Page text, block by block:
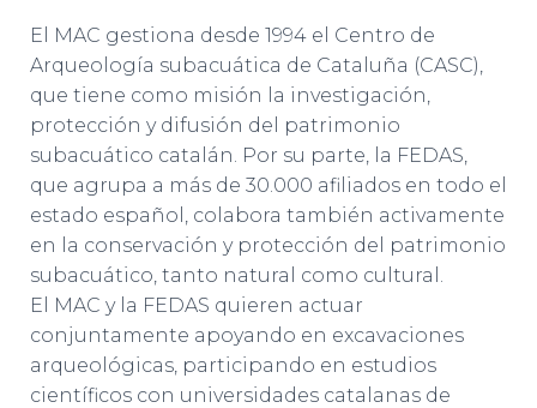
El MAC gestiona desde 1994 el Centro de
Arqueología subacuática de Cataluña (CASC),
que tiene como misión la investigación,
protección y difusión del patrimonio
subacuático catalán. Por su parte, la FEDAS,
que agrupa a más de 30.000 afiliados en todo el
estado español, colabora también activamente
en la conservación y protección del patrimonio
subacuático, tanto natural como cultural.
El MAC y la FEDAS quieren actuar
conjuntamente apoyando en excavaciones
arqueológicas, participando en estudios
científicos con universidades catalanas de